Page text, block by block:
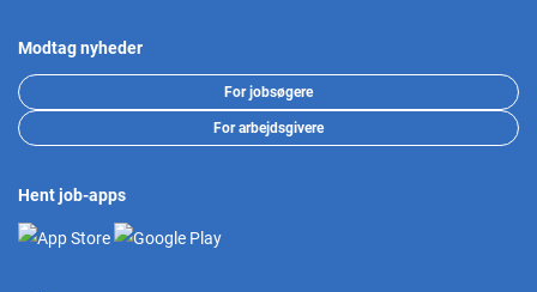
Modtag nyheder
For jobsøgere
For arbejdsgivere
Hent job-apps